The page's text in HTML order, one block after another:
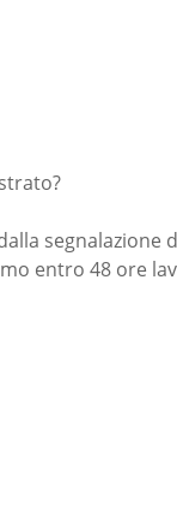
segnalazione
entro 48 ore